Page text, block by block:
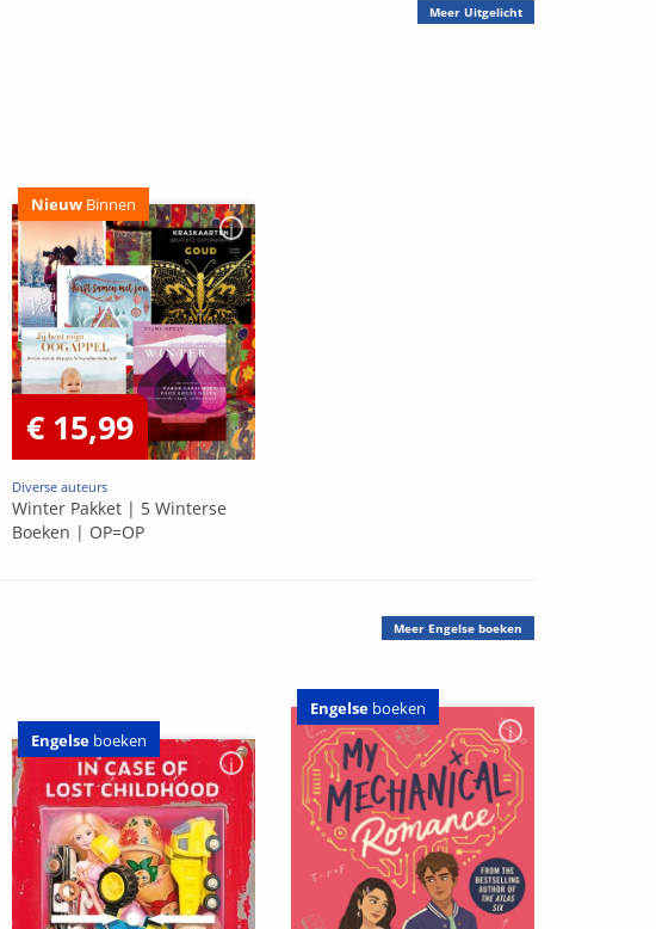
Meer Uitgelicht
Nieuw Binnen
€ 15,99
Diverse auteurs
Winter Pakket | 5 Winterse
Boeken | OP=OP
Meer Engelse boeken
Engelse boeken
Engelse boeken